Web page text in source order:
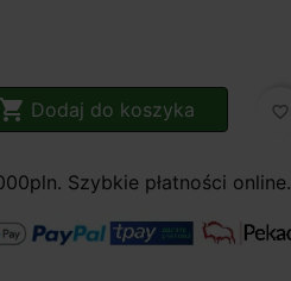
 Dodaj do koszyka favorite_border
Szybkie płatności online.